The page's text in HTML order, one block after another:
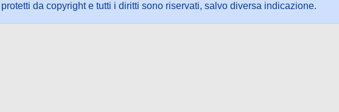
da copyright e tutti i diritti sono riservati, salvo diversa indicazione.